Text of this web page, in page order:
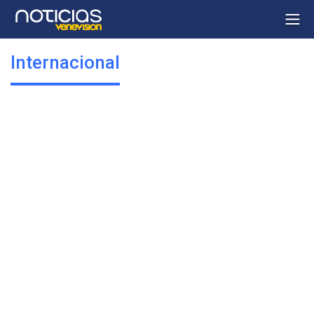
Internacional